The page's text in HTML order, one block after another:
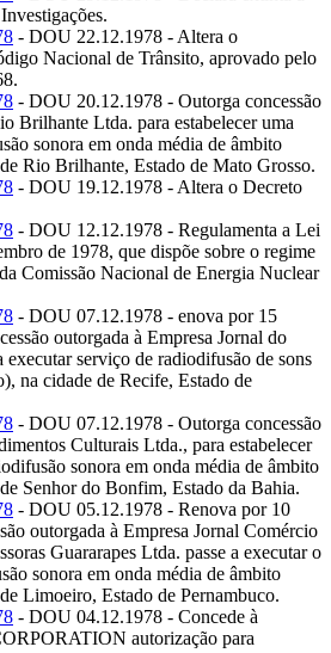
- DOU 22.12.1978 - Altera o
Nacional de Trânsito, aprovado pelo
- DOU 20.12.1978 - Outorga concessão
Brilhante Ltda. para estabelecer uma
sonora em onda média de âmbito
Rio Brilhante, Estado de Mato Grosso.
- DOU 19.12.1978 - Altera o Decreto
- DOU 12.12.1978 - Regulamenta a Lei
de 1978, que dispõe sobre o regime
Comissão Nacional de Energia Nuclear
- DOU 07.12.1978 - enova por 15
outorgada à Empresa Jornal do
serviço de radiodifusão de sons
na cidade de Recife, Estado de
- DOU 07.12.1978 - Outorga concessão
Culturais Ltda., para estabelecer
sonora em onda média de âmbito
Senhor do Bonfim, Estado da Bahia.
- DOU 05.12.1978 - Renova por 10
outorgada à Empresa Jornal Comércio
Guararapes Ltda. passe a executar o
sonora em onda média de âmbito
Limoeiro, Estado de Pernambuco.
- DOU 04.12.1978 - Concede à
autorização para